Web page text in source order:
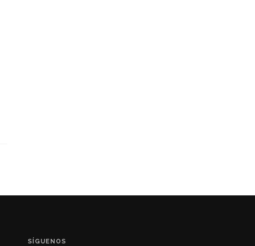
SÍGUENOS